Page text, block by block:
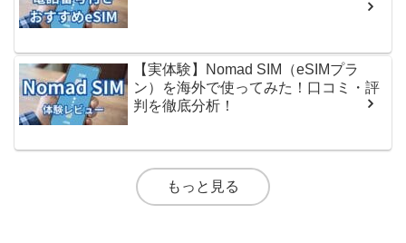
【実体験】Nomad SIM（eSIMプラ
ン）を海外で使ってみた！口コミ・評
判を徹底分析！
もっと見る